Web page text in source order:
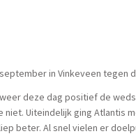
in Vinkeveen tegen
deze dag positief de
niet. Uiteindelijk ging Atlantis
beter. Al snel vielen er